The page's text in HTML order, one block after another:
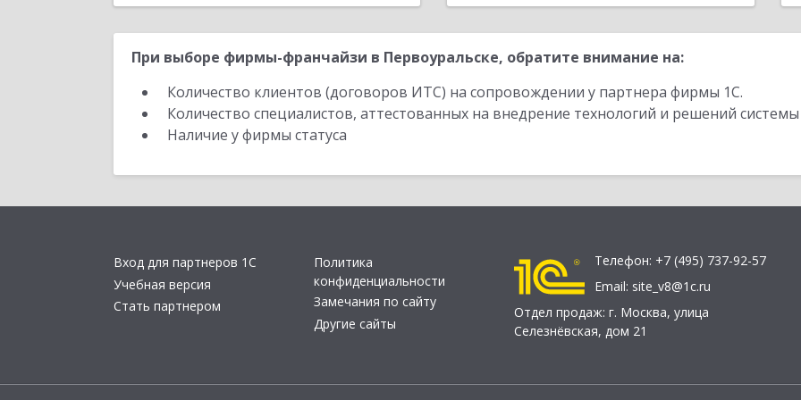
При выборе фирмы-франчайзи в Первоуральске, обратите внимание на:
Количество клиентов (договоров ИТС) на сопровождении у партнера фирмы 1С.
Количество специалистов, аттестованных на внедрение технологий и решений
Наличие у фирмы статуса
Вход для партнеров 1С
Учебная версия
Стать партнером
Политика
конфиденциальности
Замечания по сайту
Другие сайты
Телефон: +7 (495) 737-92-57
Email: site_v8@1c.ru
Отдел продаж: г. Москва, улица
Селезнёвская, дом 21